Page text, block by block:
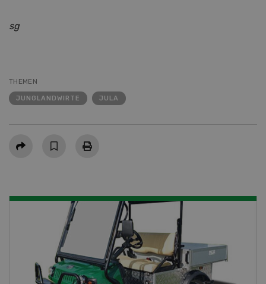
sg
THEMEN
JUNGLANDWIRTE JULA
Teilen